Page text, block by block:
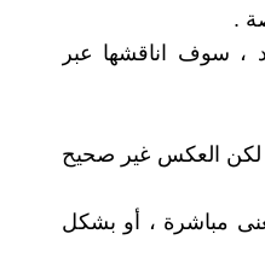
، سوف اناقشها عبر
، لكن العكس غير صحيح
مباشرة ، أو بشكل